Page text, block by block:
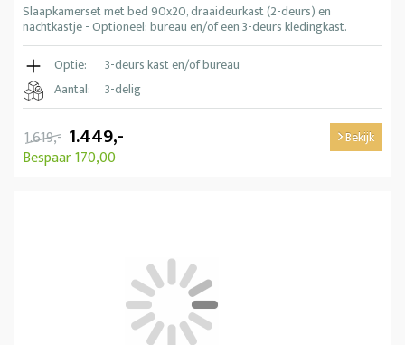
Slaapkamerset met bed 90x20, draaideurkast (2-deurs) en
nachtkastje - Optioneel: bureau en/of een 3-deurs kledingkast.
Optie:
3-deurs kast en/of bureau
Aantal:
3-delig
1.619,- 1.449,-
Bespaar 170,00
Bekijk